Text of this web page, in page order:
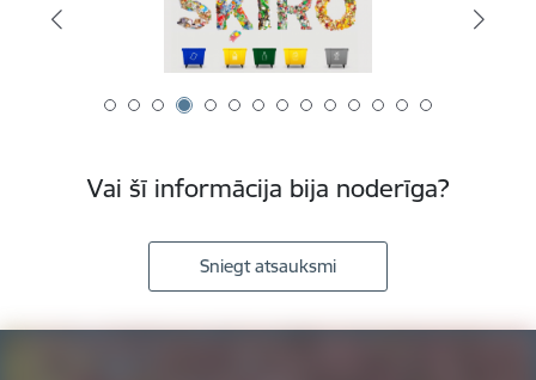
Vai šī informācija bija noderīga?
Sniegt atsauksmi